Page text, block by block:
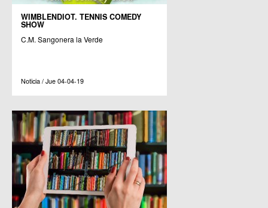
WIMBLENDIOT. TENNIS COMEDY
SHOW
C.M. Sangonera la Verde
Noticia / Jue 04-04-19